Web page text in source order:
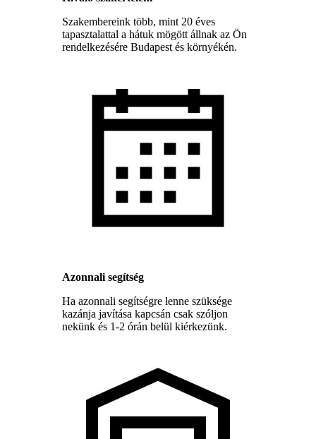
Szakembereink több, mint 20 éves
tapasztalattal a hátuk mögött állnak az Ön
rendelkezésére Budapest és környékén.
Azonnali segítség
Ha azonnali segítségre lenne szüksége
kazánja javítása kapcsán csak szóljon
nekünk és 1-2 órán belül kiérkezünk.